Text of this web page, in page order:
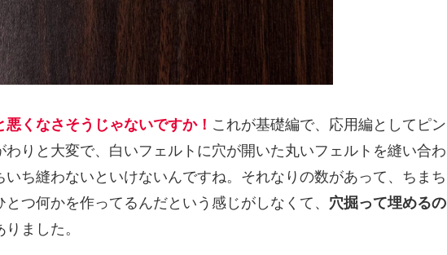
悪くなさそうじゃないですか！ これが基礎編で、応用編としてピン
りと大変で、白いフェルトに穴が開いた丸いフェルトを縫い合わ
ち縫わないといけないんですね。それなりの数があって、ちまち
つ何かを作ってるんだという感じがしなくて、 穴掘って埋めるの
ました。